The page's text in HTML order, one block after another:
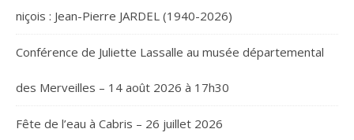
niçois : Jean-Pierre JARDEL (1940-2026)
Conférence de Juliette Lassalle au musée départemental
des Merveilles – 14 août 2026 à 17h30
Fête de l’eau à Cabris – 26 juillet 2026